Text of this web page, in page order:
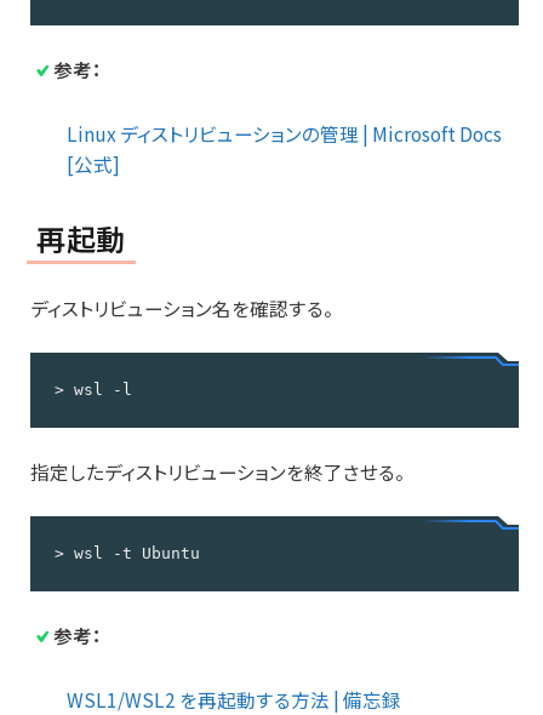
参考：
Linux ディストリビューションの管理 | Microsoft Docs
[公式]
再起動
ディストリビューション名を確認する。
> wsl -l
指定したディストリビューションを終了させる。
> wsl -t Ubuntu
参考：
WSL1/WSL2 を再起動する方法 | 備忘録